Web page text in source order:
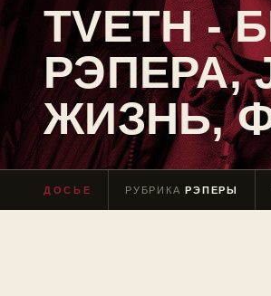
TVETH -
РЭПЕРА,
ЖИЗНЬ,
ДОСЬЕ РУБРИКАРЭПЕРЫ